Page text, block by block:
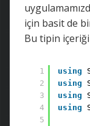
için basit de
Bu tipin
1
2
3
4
5
using
using
using
using